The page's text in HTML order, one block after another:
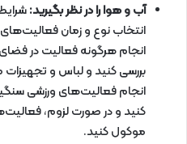
آب و هوا را در نظر بگیرید:
انتخاب نوع و زمان
انجام هرگونه فعالیت در
بررسی کنید و لباس و تجهیزات
انجام فعالیت‌های ورزشی
کنید و در صورت لزوم،
موکول کنید.